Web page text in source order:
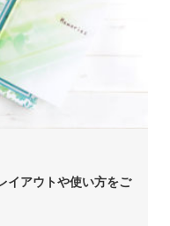
イアウトや使い方をご